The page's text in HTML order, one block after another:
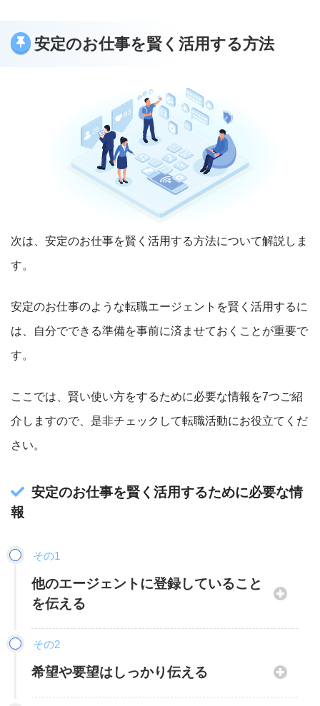
安定のお仕事を賢く活用する方法
次は、安定のお仕事を賢く活用する方法について解説しま
す。
安定のお仕事のような転職エージェントを賢く活用するに
は、自分でできる準備を事前に済ませておくことが重要で
す。
ここでは、賢い使い方をするために必要な情報を7つご紹
介しますので、是非チェックして転職活動にお役立てくだ
さい。
安定のお仕事を賢く活用するために必要な情
報
その1
他のエージェントに登録していること
を伝える
いタイミングで安定のお仕事の担当へ、他のエージ
ェントに登録している理由を添えて伝えることをお
その2
希望や要望はしっかり伝える